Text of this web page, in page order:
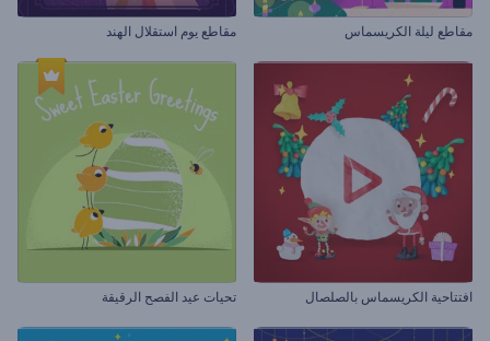
مقاطع ليلة الكريسماس مقاطع يوم استقلال الهند
افتتاحية الكريسماس بالصلصال تحيات عيد الفصح الرقيقة